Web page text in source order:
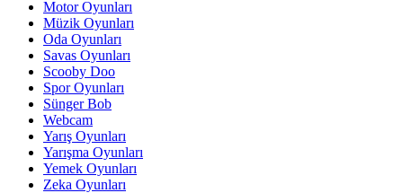
Motor Oyunları
Müzik Oyunları
Oda Oyunları
Savas Oyunları
Scooby Doo
Spor Oyunları
Sünger Bob
Webcam
Yarış Oyunları
Yarışma Oyunları
Yemek Oyunları
Zeka Oyunları